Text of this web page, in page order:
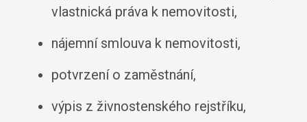
vlastnická práva k nemovitosti,
nájemní smlouva k nemovitosti,
potvrzení o zaměstnání,
výpis z živnostenského rejstříku,